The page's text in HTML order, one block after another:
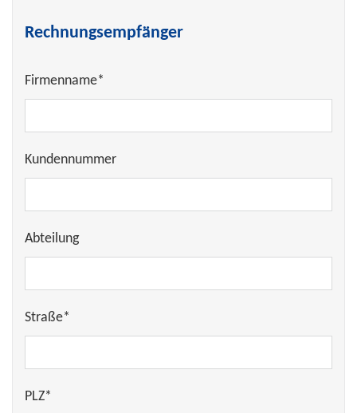
Rechnungsempfänger
Firmenname*
Kundennummer
Abteilung
Straße*
PLZ*